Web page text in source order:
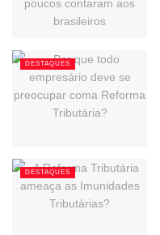
DESTAQUES
DESTAQUES